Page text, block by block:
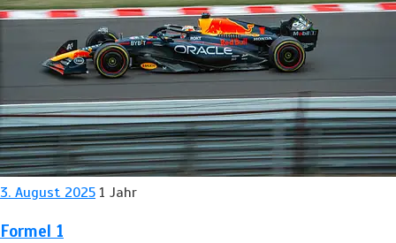
3. August 2025 1 Jahr
Formel 1